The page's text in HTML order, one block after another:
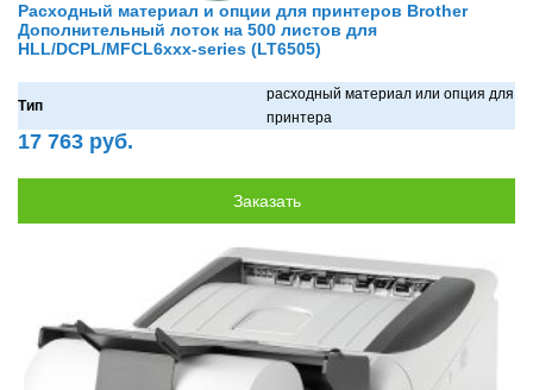
Расходный материал и опции для принтеров Brother
Дополнительный лоток на 500 листов для
HLL/DCPL/MFCL6xxx-series (LT6505)
Тип
рaсходный мaтериaл или опция для
принтерa
17 763 руб.